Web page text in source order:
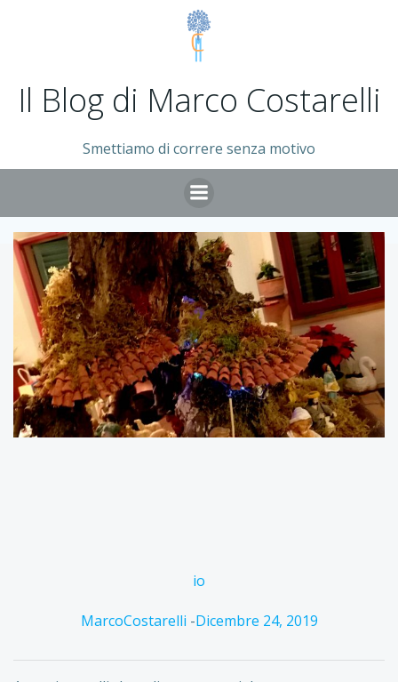
Vai
al
contenuto
Il Blog di Marco Costarelli
Smettiamo di correre senza motivo
io
MarcoCostarelli -Dicembre 24, 2019